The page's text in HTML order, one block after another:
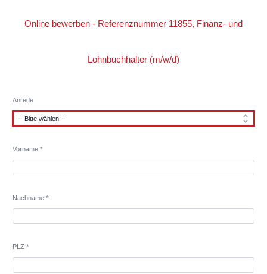
Online bewerben - Referenznummer 11855, Finanz- und
Lohnbuchhalter (m/w/d)
Anrede
Vorname *
Nachname *
PLZ *